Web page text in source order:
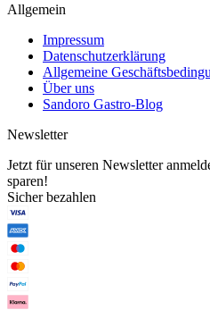
Allgemein
Impressum
Datenschutzerklärung
Allgemeine
Über uns
Sandoro Gastro-Blog
Newsletter
Jetzt für unseren Newsletter
sparen!
Sicher bezahlen